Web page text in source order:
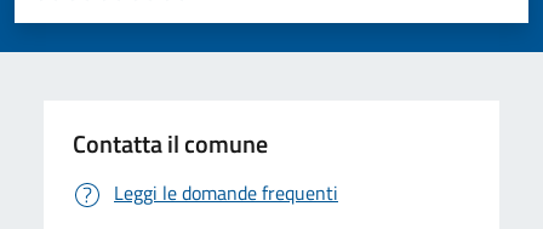
Valuta 5 stelle su 5
Valuta 4 stelle su 5
Valuta 3 stelle su 5
Valuta 2 stelle su 5
Valuta 1 stelle su 5
Contatta il comune
Leggi le domande frequenti